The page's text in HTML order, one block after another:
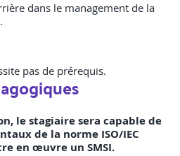
dans le management de la
pas de prérequis.
le stagiaire sera capable de
de la norme ISO/IEC
en œuvre un SMSI.